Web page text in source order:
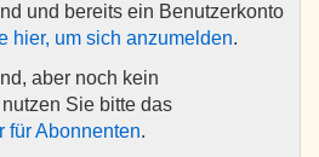
und bereits ein Benutzerkonto
hier, um sich anzumelden.
aber noch kein
Sie bitte das
für Abonnenten.